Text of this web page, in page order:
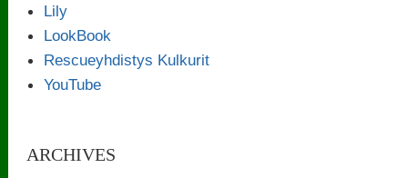
Lily
LookBook
Rescueyhdistys Kulkurit
YouTube
ARCHIVES